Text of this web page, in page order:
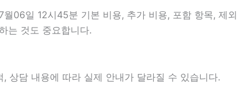
06일 12시45분 기본 비용, 추가 비용, 포함 항목, 제외
는 것도 중요합니다.
상담 내용에 따라 실제 안내가 달라질 수 있습니다.